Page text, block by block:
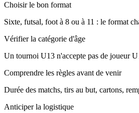
Choisir le bon format
Sixte, futsal, foot à 8 ou à 11 : le format
Vérifier la catégorie d'âge
Un tournoi U13 n'accepte pas de joueur
Comprendre les règles avant de venir
Durée des matchs, tirs au but, cartons,
Anticiper la logistique